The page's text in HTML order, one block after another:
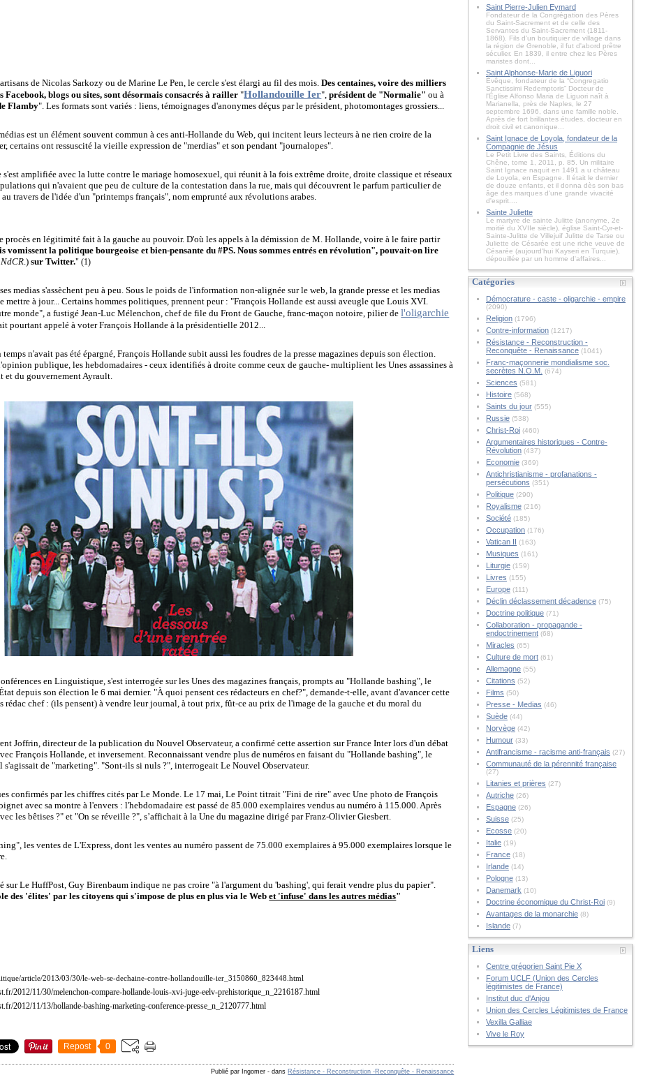
de Nicolas Sarkozy ou de Marine Le Pen, le cercle s'est élargi au fil des mois.Des centaines, voire des milliers
Facebook, blogs ou sites, sont désormais consacrés à railler "Hollandouille Ier",président de "Normalie" ou à
Flamby". Les formats sont variés : liens, témoignages d'anonymes déçus par le président, photomontages grossiers...
est un élément souvent commun à ces anti-Hollande du Web, qui incitent leurs lecteurs à ne rien croire de la
certains ont ressuscité la vieille expression de "merdias" et son pendant "journalopes".
s'est amplifiée avec la lutte contre le mariage homosexuel, qui réunit à la fois extrême droite, droite classique et réseaux
qui n'avaient que peu de culture de la contestation dans la rue, mais qui découvrent le parfum particulier de
travers de l'idée d'un "printemps français", nom emprunté aux révolutions arabes.
procès en légitimité fait à la gauche au pouvoir. D'où les appels à la démission de M. Hollande, voire à le faire partir
vomissent la politique bourgeoise et bien-pensante du #PS. Nous sommes entrés en révolution", pouvait-on lire
NdCR .)sur Twitter." (1)
medias s'assèchent peu à peu. Sous le poids de l'information non-alignée sur le web, la grande presse et les medias
mettre à jour...
Certains hommes politiques, prennent peur : "François Hollande est aussi aveugle que Louis XVI.
monde", a fustigé Jean-Luc Mélenchon, chef de file du Front de Gauche, franc-maçon notoire, pilier de l'oligarchie
pourtant appelé à voter François Hollande à la présidentielle 2012...
n'avait pas été épargné, François Hollande subit aussi les foudres de la presse magazines depuis son élection.
publique, les hebdomadaires - ceux identifiés à droite comme ceux de gauche- multiplient les Unes assassines à
et du gouvernement Ayrault.
en Linguistique, s'est interrogée sur les Unes des magazines français, prompts au "Hollande bashing", le
depuis son élection le 6 mai dernier. "À quoi pensent ces rédacteurs en chef?", demande-t-elle, avant d'avancer cette
rédac chef : (ils pensent) à vendre leur journal, à tout prix, fût-ce au prix de l'image de la gauche et du moral du
Joffrin, directeur de la publication du Nouvel Observateur, a confirmé cette assertion sur France Inter lors d'un débat
François Hollande, et inversement. Reconnaissant vendre plus de numéros en faisant du "Hollande bashing", le
s'agissait de "marketing". "Sont-ils si nuls ?", interrogeait Le Nouvel Observateur.
confirmés par les chiffres cités par Le Monde. Le 17 mai, Le Point titrait "Fini de rire" avec Une photo de François
avec sa montre à l'envers : l'hebdomadaire est passé de 85.000 exemplaires vendus au numéro à 115.000. Après
les bêtises ?" et "On se réveille ?", s’affichait à la Une du magazine dirigé par Franz-Olivier Giesbert.
les ventes de L'Express, dont les ventes au numéro passent de 75.000 exemplaires à 95.000 exemplaires lorsque le
sur Le HuffPost, Guy Birenbaum indique ne pas croire "à l'argument du 'bashing', qui ferait vendre plus du papier".
des 'élites' par les citoyens qui s'impose de plus en plus via le Webet 'infuse' dans les autres médias"
article/2013/03/30/le-web-se-dechaine-contre-hollandouille-ier_3150860_823448.html
2012/11/30/melenchon-compare-hollande-louis-xvi-juge-eelv-prehistorique_n_2216187.html
2012/11/13/hollande-bashing-marketing-conference-presse_n_2120777.html
Repost 0
Publié par Ingomer - dans Résistance - Reconstruction -Reconquête - Renaissance
Saint Pierre-Julien Eymard
Fondateur de la Congrégation des Pères
du Saint-Sacrement et de celle des
Servantes du Saint-Sacrement (1811-
1868). Fils d'un boutiquier de village dans
la région de Grenoble, il fut d'abord prêtre
séculier. En 1839, il entre chez les Pères
maristes dont...
Saint Alphonse-Marie de Liguori
Évêque, fondateur de la “Congregatio
Sanctissimi Redemptoris” Docteur de
l'Église Alfonso Maria de Liguori naît à
Marianella, près de Naples, le 27
septembre 1696, dans une famille noble.
Après de fort brillantes études, docteur en
droit civil et canonique...
Saint Ignace de Loyola, fondateur de la
Compagnie de Jésus
Le Petit Livre des Saints, Éditions du
Chêne, tome 1, 2011, p. 85. Un militaire
Saint Ignace naquit en 1491 a u château
de Loyola, en Espagne. Il était le dernier
de douze enfants, et il donna dès son bas
âge des marques d'une grande vivacité
d'esprit....
Sainte Juliette
Le martyre de sainte Julitte (anonyme, 2e
moitié du XVIIe siècle), église Saint-Cyr-et-
Sainte-Julitte de Villejuif Julitte de Tarse ou
Juliette de Césarée est une riche veuve de
Césarée (aujourd'hui Kayseri en Turquie),
dépouillée par un homme d'affaires...
Catégories
Démocrature - caste - oligarchie - empire
(2090)
Religion(1796)
Contre-information(1217)
Résistance - Reconstruction -
Reconquête - Renaissance(1041)
Franc-maçonnerie mondialisme soc.
secrètes N.O.M. (674)
Sciences (581)
Histoire(568)
Saints du jour(555)
Russie(538)
Christ-Roi(460)
Argumentaires historiques - Contre-
Révolution(437)
Economie(369)
Antichristianisme - profanations -
persécutions (351)
Politique(290)
Royalisme(216)
Société(185)
Occupation(176)
Vatican II (163)
Musiques (161)
Liturgie(159)
Livres (155)
Europe(111)
Déclin déclassement décadence(75)
Doctrine politique(71)
Collaboration - propagande -
endoctrinement(68)
Miracles (65)
Culture de mort(61)
Allemagne(55)
Citations (52)
Films (50)
Presse - Medias (46)
Suède(44)
Norvège(42)
Humour(33)
Antifrancisme - racisme anti-français (27)
Communauté de la pérennité française
(27)
Litanies et prières (27)
Autriche(26)
Espagne(26)
Suisse(25)
Ecosse(20)
Italie(19)
France(18)
Irlande(14)
Pologne(13)
Danemark (10)
Doctrine économique du Christ-Roi(9)
Avantages de la monarchie(8)
Islande(7)
Liens
Centre grégorien Saint Pie X
Forum UCLF (Union des Cercles
légitimistes de France)
Institut duc d'Anjou
Union des Cercles Légitimistes de France
Vexilla Galliae
Vive le Roy